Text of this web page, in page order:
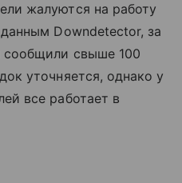
жалуются на работу
Downdetector, за
сообщили свыше 100
уточняется, однако у
все работает в